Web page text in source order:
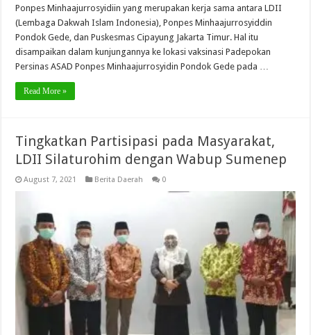
Ponpes Minhaajurrosyidiin yang merupakan kerja sama antara LDII
(Lembaga Dakwah Islam Indonesia), Ponpes Minhaajurrosyiddin
Pondok Gede, dan Puskesmas Cipayung Jakarta Timur. Hal itu
disampaikan dalam kunjungannya ke lokasi vaksinasi Padepokan
Persinas ASAD Ponpes Minhaajurrosyidin Pondok Gede pada …
Read More »
Tingkatkan Partisipasi pada Masyarakat,
LDII Silaturohim dengan Wabup Sumenep
August 7, 2021 Berita Daerah 0